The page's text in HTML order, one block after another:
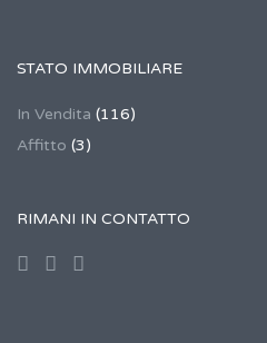
STATO IMMOBILIARE
In Vendita (116)
Affitto (3)
RIMANI IN CONTATTO